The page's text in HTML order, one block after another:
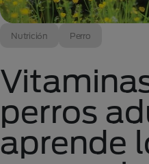
Nutrición Perro
perros
aprende